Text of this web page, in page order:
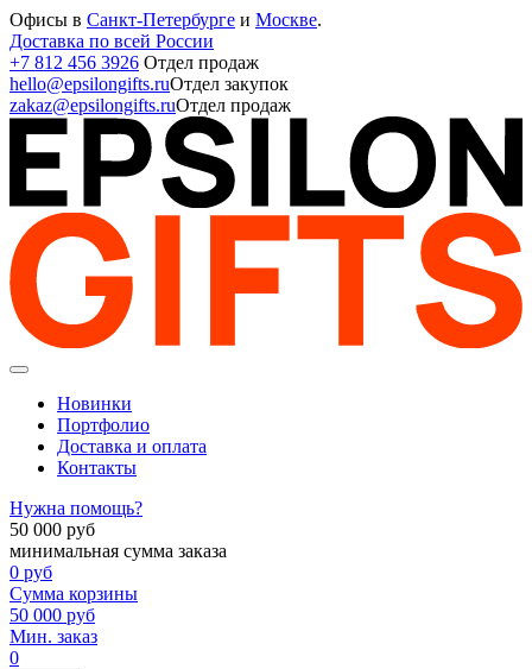
Офисы в Санкт-Петербурге и Москве.
Доставка по всей России
+7 812 456 3926 Отдел продаж
hello@epsilongifts.ruОтдел закупок
zakaz@epsilongifts.ruОтдел продаж
Новинки
Портфолио
Доставка и оплата
Контакты
Нужна помощь?
50 000 руб
минимальная сумма заказа
0 руб
Сумма корзины
50 000 руб
Мин. заказ
0